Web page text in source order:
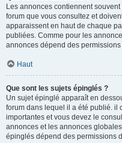
Les annonces contiennent
forum que vous consultez et
apparaissent en haut de chaque
publiées. Comme pour les
annonces dépend des permissions
Haut
Que sont les sujets épinglés ?
Un sujet épinglé apparaît en
forum dans lequel il a été publié. il
importantes et vous devez le
annonces et les annonces
épinglés dépend des permissions